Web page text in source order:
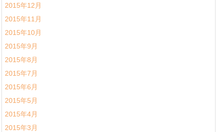
2015年12月
2015年11月
2015年10月
2015年9月
2015年8月
2015年7月
2015年6月
2015年5月
2015年4月
2015年3月